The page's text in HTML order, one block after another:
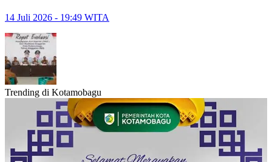
14 Juli 2026 - 19:49 WITA
Trending di Kotamobagu